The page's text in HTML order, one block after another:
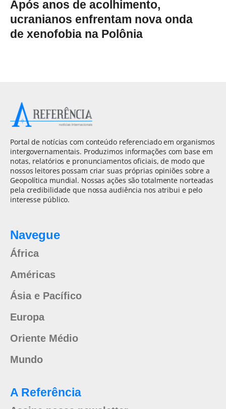
Após anos de acolhimento,
ucranianos enfrentam nova onda
de xenofobia na Polônia
Portal de notícias com conteúdo referenciado em organismos
intergovernamentais. Produzimos informações com base em
notas, relatórios e pronunciamentos oficiais, de modo que
nossos leitores possam criar suas próprias opiniões sobre a
Geopolítica mundial. Nossas ações são totalmente norteadas
pela credibilidade que nossa audiência nos atribui e pelo
interesse público.
Navegue
África
Américas
Ásia e Pacífico
Europa
Oriente Médio
Mundo
A Referência